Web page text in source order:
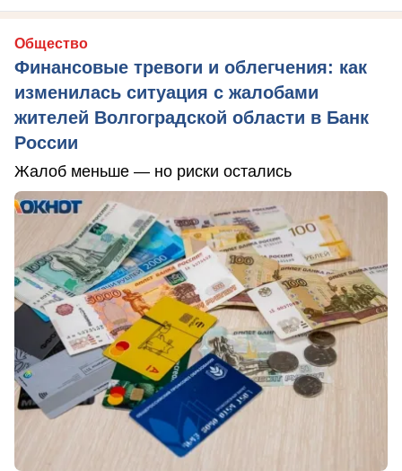
Общество
Финансовые тревоги и облегчения: как
изменилась ситуация с жалобами
жителей Волгоградской области в Банк
России
Жалоб меньше — но риски остались